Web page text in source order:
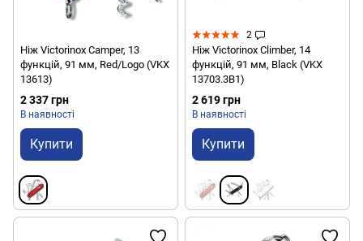
Ніж Victorinox Camper, 13
функцій, 91 мм, Red/Logo (VKX
13613)
2 337 грн
В наявності
Купити
2
Ніж Victorinox Climber, 14
функцій, 91 мм, Black (VKX
13703.3B1)
2 619 грн
В наявності
Купити